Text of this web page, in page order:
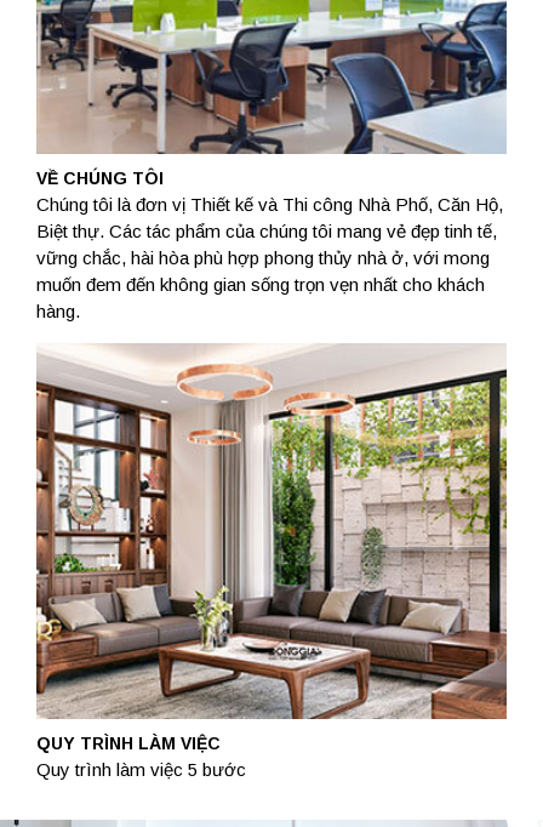
VỀ CHÚNG TÔI
Chúng tôi là đơn vị Thiết kế và Thi công Nhà Phố, Căn Hộ,
Biệt thự. Các tác phẩm của chúng tôi mang vẻ đẹp tinh tế,
vững chắc, hài hòa phù hợp phong thủy nhà ở, với mong
muốn đem đến không gian sống trọn vẹn nhất cho khách
hàng.
QUY TRÌNH LÀM VIỆC
Quy trình làm việc 5 bước